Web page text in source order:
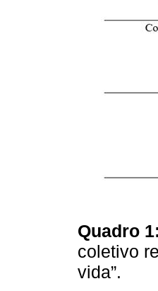
Quadro 1:
coletivo
vida”.